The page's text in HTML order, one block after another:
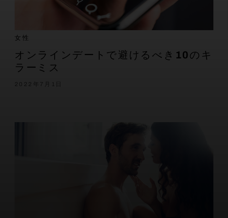
女性
オンラインデートで避けるべき10のキ
ラーミス
2022年7月1日